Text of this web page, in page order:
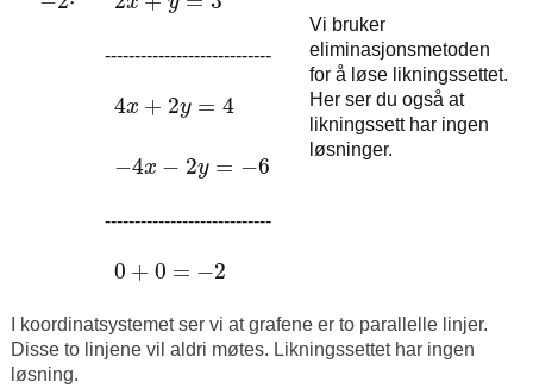
−2⋅
----------------------------
4x + 2y = 4
4x+ 2y =4
−4x − 2y = −6
−4x−2y= −6
----------------------------
0 + 0 = −2
0+0=− 2
Vi bruker
eliminasjonsmetoden
for å løse likningssettet.
Her ser du også at
likningssett har ingen
løsninger.
I koordinatsystemet ser vi at grafene er to parallelle linjer.
Disse to linjene vil aldri møtes. Likningssettet har ingen
løsning.